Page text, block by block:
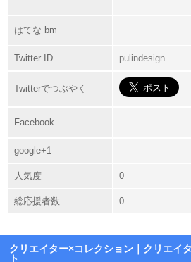
はてな bm
Twitter ID pulindesign
Twitterでつぶやく
Facebook
google+1
人気度 0
総応援者数 0
クリエイター×コレクション ｜クリエイ
ト